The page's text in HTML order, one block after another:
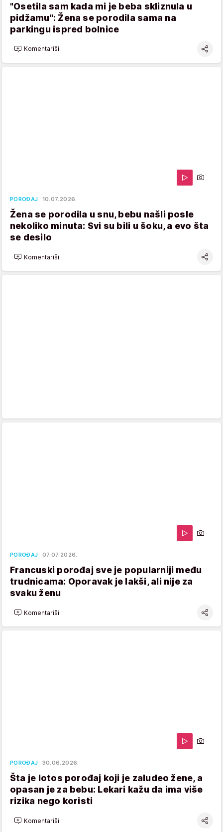
"Osetila sam kada mi je beba skliznula u
pidžamu": Žena se porodila sama na
parkingu ispred bolnice
Komentariši
POROĐAJ 10.07.2026.
Žena se porodila u snu, bebu našli posle
nekoliko minuta: Svi su bili u šoku, a evo šta
se desilo
Komentariši
POROĐAJ 07.07.2026.
Francuski porođaj sve je popularniji među
trudnicama: Oporavak je lakši, ali nije za
svaku ženu
Komentariši
POROĐAJ 30.06.2026.
Šta je lotos porođaj koji je zaludeo žene, a
opasan je za bebu: Lekari kažu da ima više
rizika nego koristi
Komentariši